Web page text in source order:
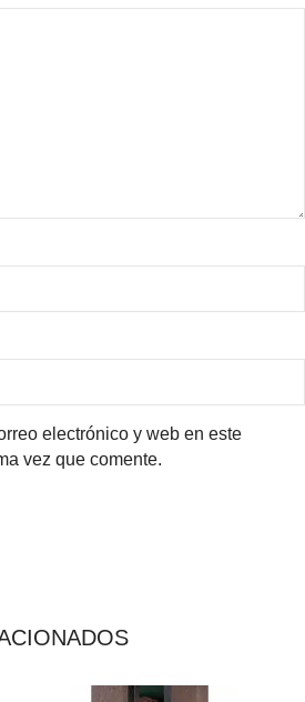
electrónico y web en este
vez que comente.